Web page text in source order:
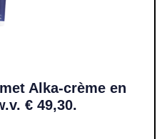
Alka-crème en
€ 49,30.